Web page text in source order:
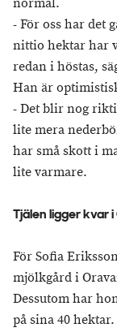
normal.
- För oss har det
nittio hektar har
redan i höstas,
Han är
- Det blir nog
lite mera
har små skott i
lite varmare.
Tjälen ligger kvar
För Sofia
mjölkgård i
Dessutom har
på sina 40 hektar.